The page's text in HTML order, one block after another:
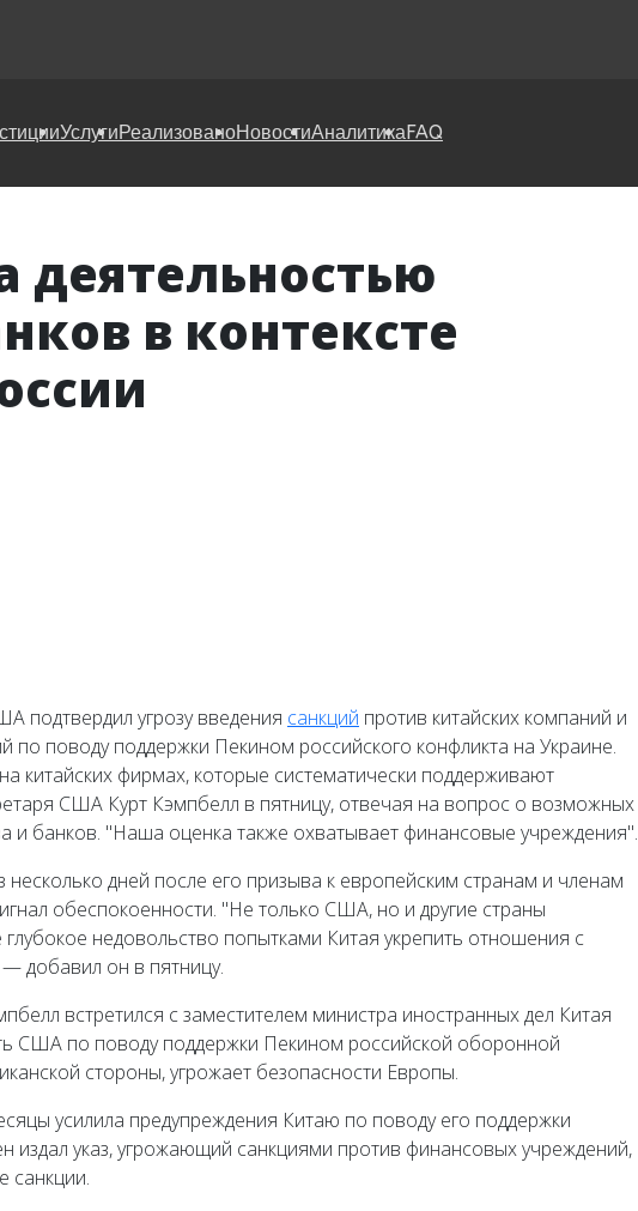
УслугиРеализованоНовостиАналитикаFAQ
деятельностью
в контексте
подтвердил угрозу введения санкций против китайских компаний и
по поводу поддержки Пекином российского конфликта на Украине.
китайских фирмах, которые систематически поддерживают
США Курт Кэмпбелл в пятницу, отвечая на вопрос о возможных
и банков. "Наша оценка также охватывает финансовые учреждения".
дней после его призыва к европейским странам и членам
обеспокоенности. "Не только США, но и другие страны
недовольство попытками Китая укрепить отношения с
добавил он в пятницу.
встретился с заместителем министра иностранных дел Китая
США по поводу поддержки Пекином российской оборонной
стороны, угрожает безопасности Европы.
усилила предупреждения Китаю по поводу его поддержки
издал указ, угрожающий санкциями против финансовых учреждений,
санкции.